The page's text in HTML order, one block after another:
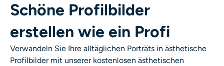
Schöne Profilbilder
erstellen wie ein Profi
Verwandeln Sie Ihre alltäglichen Porträts in ästhetische
Profilbilder mit unserer kostenlosen ästhetischen